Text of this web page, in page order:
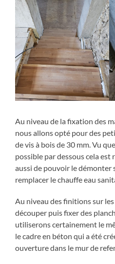
Au niveau de la fixation des
nous allons opté pour des
de vis à bois de 30 mm. Vu
possible par dessous cela
aussi de pouvoir le démonter
remplacer le chauffe eau
Au niveau des finitions sur
découper puis fixer des
utiliserons certainement le
le cadre en béton qui a été
ouverture dans le mur de